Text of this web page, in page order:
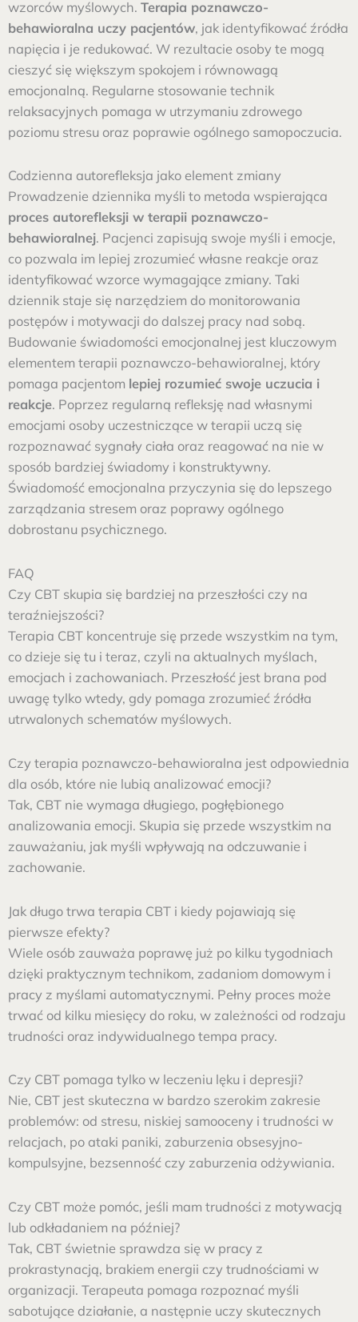
wzorców myślowych. Terapia poznawczo-
behawioralna uczy pacjentów, jak identyfikować źródła
napięcia i je redukować. W rezultacie osoby te mogą
cieszyć się większym spokojem i równowagą
emocjonalną. Regularne stosowanie technik
relaksacyjnych pomaga w utrzymaniu zdrowego
poziomu stresu oraz poprawie ogólnego samopoczucia.
Codzienna autorefleksja jako element zmiany
Prowadzenie dziennika myśli to metoda wspierająca
proces autorefleksji w terapii poznawczo-
behawioralnej. Pacjenci zapisują swoje myśli i emocje,
co pozwala im lepiej zrozumieć własne reakcje oraz
identyfikować wzorce wymagające zmiany. Taki
dziennik staje się narzędziem do monitorowania
postępów i motywacji do dalszej pracy nad sobą.
Budowanie świadomości emocjonalnej jest kluczowym
elementem terapii poznawczo-behawioralnej, który
pomaga pacjentom lepiej rozumieć swoje uczucia i
reakcje. Poprzez regularną refleksję nad własnymi
emocjami osoby uczestniczące w terapii uczą się
rozpoznawać sygnały ciała oraz reagować na nie w
sposób bardziej świadomy i konstruktywny.
Świadomość emocjonalna przyczynia się do lepszego
zarządzania stresem oraz poprawy ogólnego
dobrostanu psychicznego.
FAQ
Czy CBT skupia się bardziej na przeszłości czy na
teraźniejszości?
Terapia CBT koncentruje się przede wszystkim na tym,
co dzieje się tu i teraz, czyli na aktualnych myślach,
emocjach i zachowaniach. Przeszłość jest brana pod
uwagę tylko wtedy, gdy pomaga zrozumieć źródła
utrwalonych schematów myślowych.
Czy terapia poznawczo-behawioralna jest odpowiednia
dla osób, które nie lubią analizować emocji?
Tak, CBT nie wymaga długiego, pogłębionego
analizowania emocji. Skupia się przede wszystkim na
zauważaniu, jak myśli wpływają na odczuwanie i
zachowanie.
Jak długo trwa terapia CBT i kiedy pojawiają się
pierwsze efekty?
Wiele osób zauważa poprawę już po kilku tygodniach
dzięki praktycznym technikom, zadaniom domowym i
pracy z myślami automatycznymi. Pełny proces może
trwać od kilku miesięcy do roku, w zależności od rodzaju
trudności oraz indywidualnego tempa pracy.
Czy CBT pomaga tylko w leczeniu lęku i depresji?
Nie, CBT jest skuteczna w bardzo szerokim zakresie
problemów: od stresu, niskiej samooceny i trudności w
relacjach, po ataki paniki, zaburzenia obsesyjno-
kompulsyjne, bezsenność czy zaburzenia odżywiania.
Czy CBT może pomóc, jeśli mam trudności z motywacją
lub odkładaniem na później?
Tak, CBT świetnie sprawdza się w pracy z
prokrastynacją, brakiem energii czy trudnościami w
organizacji. Terapeuta pomaga rozpoznać myśli
sabotujące działanie, a następnie uczy skutecznych